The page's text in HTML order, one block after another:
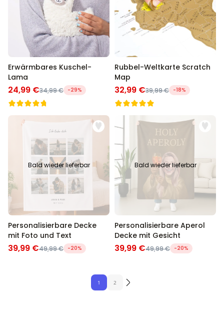
Erwärmbares Kuschel-
Lama
24,99 €34,99 € -29%
Rubbel-Weltkarte Scratch
Map
32,99 €39,99 € -18%
Bald wieder lieferbar
Personalisierbare Decke
mit Foto und Text
39,99 €49,99 € -20%
Bald wieder lieferbar
Personalisierbare Aperol
Decke mit Gesicht
39,99 €49,99 € -20%
1 2